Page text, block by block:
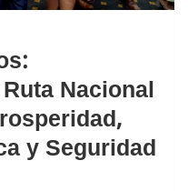
Nacional
y Seguridad